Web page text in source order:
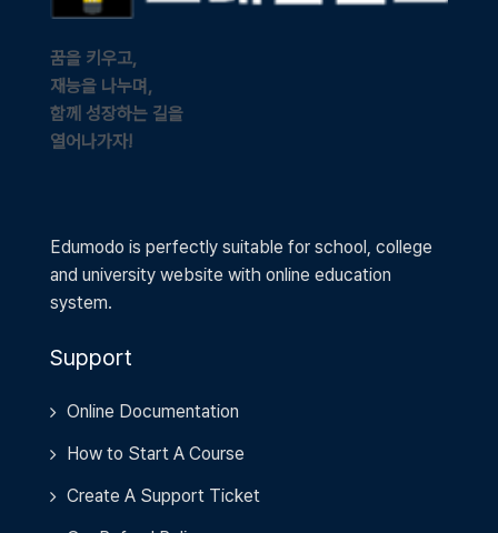
꿈을 키우고,
재능을 나누며,
함께 성장하는 길을
열어나가자!
Edumodo is perfectly suitable for school, college
and university website with online education
system.
Support
Online Documentation
How to Start A Course
Create A Support Ticket